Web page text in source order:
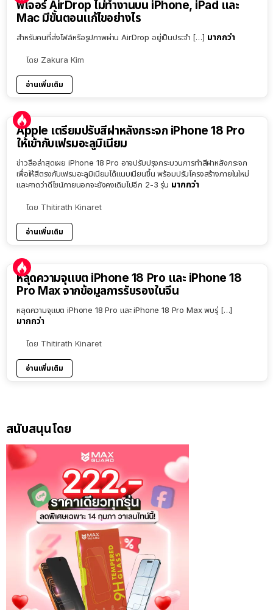
ฟีเจอร์ AirDrop ไม่ทำงานบน iPhone, iPad และ
Mac มีขั้นตอนแก้ไขอย่างไร
สำหรับคนที่ส่งไฟล์หรือรูปภาพผ่าน AirDrop อยู่เป็นประจำ […] มากกว่า
โดย Zakura Kim
อ่านเพิ่มเติม
Apple เตรียมปรับสีฝาหลังกระจก iPhone 18 Pro
ให้เข้ากับเฟรมอะลูมิเนียม
ข่าวลือล่าสุดเผย iPhone 18 Pro อาจปรับปรุงกระบวนการทำสีฝาหลังกระจก
เพื่อให้สีตรงกับเฟรมอะลูมิเนียมได้แนบเนียนขึ้น พร้อมปรับโครงสร้างภายในใหม่
และคาดว่าดีไซน์ภายนอกจะยังคงเดิมไปอีก 2-3 รุ่น มากกว่า
โดย Thitirath Kinaret
อ่านเพิ่มเติม
หลุดความจุแบต iPhone 18 Pro และ iPhone 18
Pro Max จากข้อมูลการรับรองในจีน
หลุดความจุแบต iPhone 18 Pro และ iPhone 18 Pro Max พบรุ่ […]
มากกว่า
โดย Thitirath Kinaret
อ่านเพิ่มเติม
สนับสนุนโดย